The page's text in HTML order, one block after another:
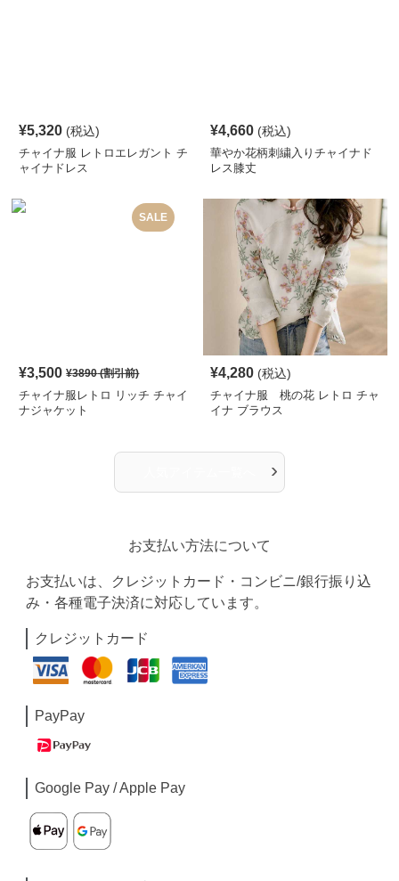
¥5,320 (税込)
チャイナ服 レトロエレガント チ
ャイナドレス
¥4,660 (税込)
華やか花柄刺繍入りチャイナド
レス膝丈
SALE
¥3,500 ¥3890(割引前)
チャイナ服レトロ リッチ チャイ
ナジャケット
¥4,280 (税込)
チャイナ服 桃の花 レトロ チャ
イナ ブラウス
›
お支払い方法について
お支払いは、クレジットカード・コンビニ/銀行振り込
み・各種電子決済に対応しています。
クレジットカード
PayPay
Google Pay / Apple Pay